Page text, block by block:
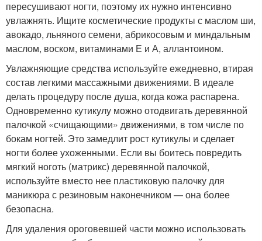
пересушивают ногти, поэтому их нужно интенсивно
увлажнять. Ищите косметические продукты с маслом ши,
авокадо, льняного семени, абрикосовым и миндальным
маслом, воском, витаминами Е и А, аллантоином.
Увлажняющие средства используйте ежедневно, втирая
состав легкими массажными движениями. В идеале
делать процедуру после душа, когда кожа распарена.
Одновременно кутикулу можно отодвигать деревянной
палочкой «счищающими» движениями, в том числе по
бокам ногтей. Это замедлит рост кутикулы и сделает
ногти более ухоженными. Если вы боитесь повредить
мягкий ноготь (матрикс) деревянной палочкой,
используйте вместо нее пластиковую палочку для
маникюра с резиновым наконечником — она более
безопасна.
Для удаления ороговевшей части можно использовать